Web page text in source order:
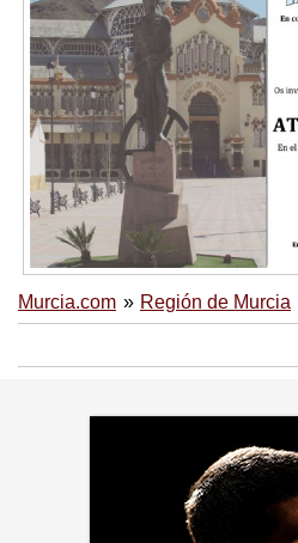
Murcia.com Región de Murcia